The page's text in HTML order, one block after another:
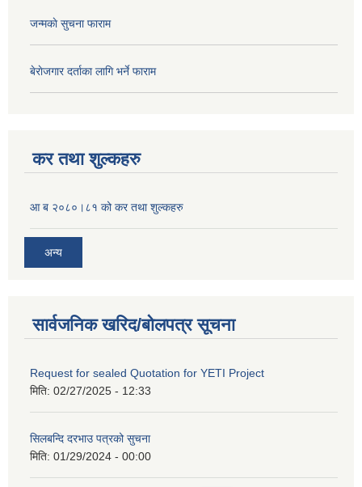
जन्मकाे सुचना फाराम
बेराेजगार दर्ताका लागि भर्ने फाराम
कर तथा शुल्कहरु
आ ब २०८०।८१ को कर तथा शुल्कहरु
अन्य
सार्वजनिक खरिद/बोलपत्र सूचना
Request for sealed Quotation for YETI Project
मिति: 02/27/2025 - 12:33
सिलबन्दि दरभाउ पत्रको सुचना
मिति: 01/29/2024 - 00:00